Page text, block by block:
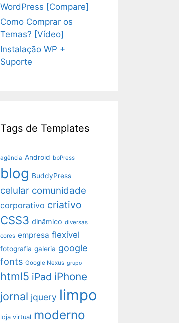
WordPress [Compare]
Como Comprar os
Temas? [Vídeo]
Instalação WP +
Suporte
Tags de Templates
agência Android bbPress
blog BuddyPress
celular comunidade
corporativo criativo
CSS3 dinâmico diversas
cores empresa flexível
fotografia galeria google
fonts Google Nexus grupo
html5 iPad iPhone
jornal jquery limpo
loja virtual moderno